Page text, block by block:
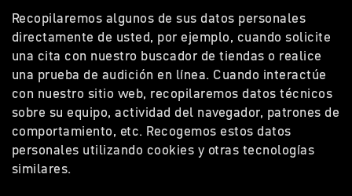
Recopilaremos algunos de sus datos personales
directamente de usted, por ejemplo, cuando solicite
una cita con nuestro buscador de tiendas o realice
una prueba de audición en línea. Cuando interactúe
con nuestro sitio web, recopilaremos datos técnicos
sobre su equipo, actividad del navegador, patrones de
comportamiento, etc. Recogemos estos datos
personales utilizando cookies y otras tecnologías
similares.